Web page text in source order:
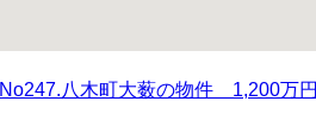
No247.八木町大薮の物件 1,200万円